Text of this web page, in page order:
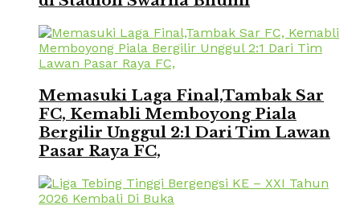
Memasuki Laga Final,Tambak Sar
FC, Kemabli Memboyong Piala
Bergilir Unggul 2:1 Dari Tim Lawan
Pasar Raya FC,